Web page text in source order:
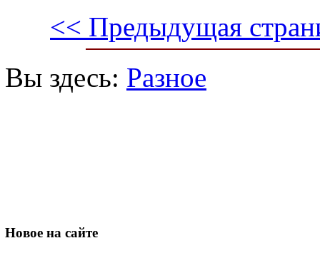
<< Предыдущая
Вы здесь: Разное
Новое на сайте